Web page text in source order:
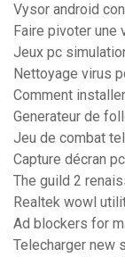
Vysor android
Faire pivoter
Jeux pc
Nettoyage virus
Comment
Generateur de
Jeu de combat
Capture décran
The guild 2
Realtek wowl
Ad blockers for
Telecharger new